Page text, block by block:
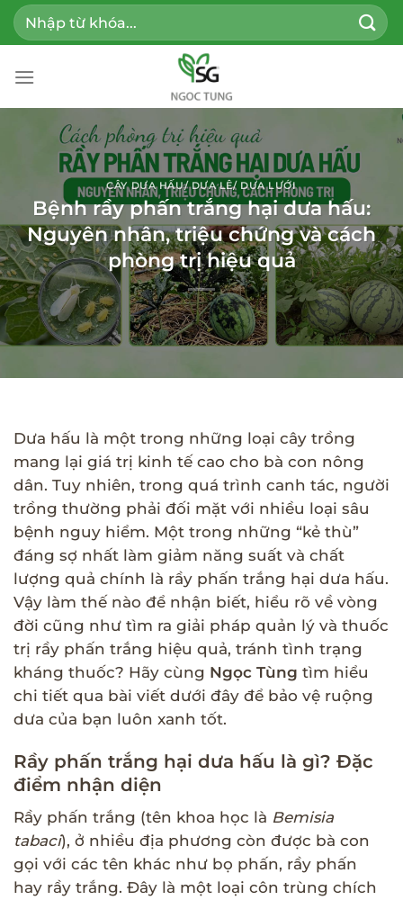
Bỏ
qua
dung
Tìm
kiếm:
CÂY DƯA HẤU/ DƯA LÊ/ DƯA LƯỚI
Bệnh rầy phấn trắng hại dưa hấu:
Nguyên nhân, triệu chứng và cách
phòng trị hiệu quả
Dưa hấu là một trong những loại cây trồng
mang lại giá trị kinh tế cao cho bà con nông
dân. Tuy nhiên, trong quá trình canh tác, người
trồng thường phải đối mặt với nhiều loại sâu
bệnh nguy hiểm. Một trong những “kẻ thù”
đáng sợ nhất làm giảm năng suất và chất
lượng quả chính là rầy phấn trắng hại dưa hấu.
Vậy làm thế nào để nhận biết, hiểu rõ về vòng
đời cũng như tìm ra giải pháp quản lý và thuốc
trị rầy phấn trắng hiệu quả, tránh tình trạng
kháng thuốc? Hãy cùng Ngọc Tùng tìm hiểu
chi tiết qua bài viết dưới đây để bảo vệ ruộng
dưa của bạn luôn xanh tốt.
Rầy phấn trắng hại dưa hấu là gì? Đặc
điểm nhận diện
Rầy phấn trắng (tên khoa học là Bemisia
tabaci), ở nhiều địa phương còn được bà con
gọi với các tên khác như bọ phấn, rầy phấn
hay rầy trắng. Đây là một loại côn trùng chích